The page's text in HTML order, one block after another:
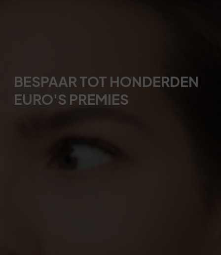
BESPAAR TOT HONDERDEN
EURO'S PREMIES